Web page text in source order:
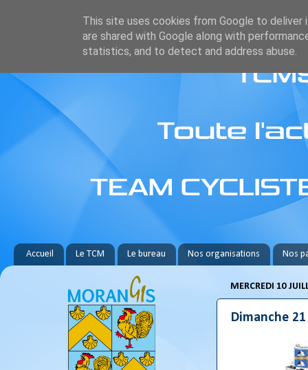
Accueil Le TCM Le bureau Nos organisations Nos
MERCREDI 10
Dimanche
This site uses cookies from Google to deliver
are shared with Google along with
statistics, and to detect and address abuse.